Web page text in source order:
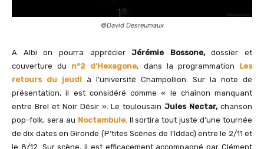
©David Desreumaux
A Albi on pourra apprécierJérémie Bossone,dossier et
couverture du n°2 d’Hexagone, dans la programmation Les
retours du jeudi à l’université Champollion. Sur la note de
présentation, il est considéré comme « le chaînon manquant
entre Brel et Noir Désir ». Le toulousainJules Nectar,chanson
pop-folk, sera au Noctambule. Il sortira tout juste d’une tournée
de dix dates en Gironde (P’tites Scènes de l’Iddac) entre le 2/11 et
le 8/12. Sur scène, il est efficacement accompagné par Clément